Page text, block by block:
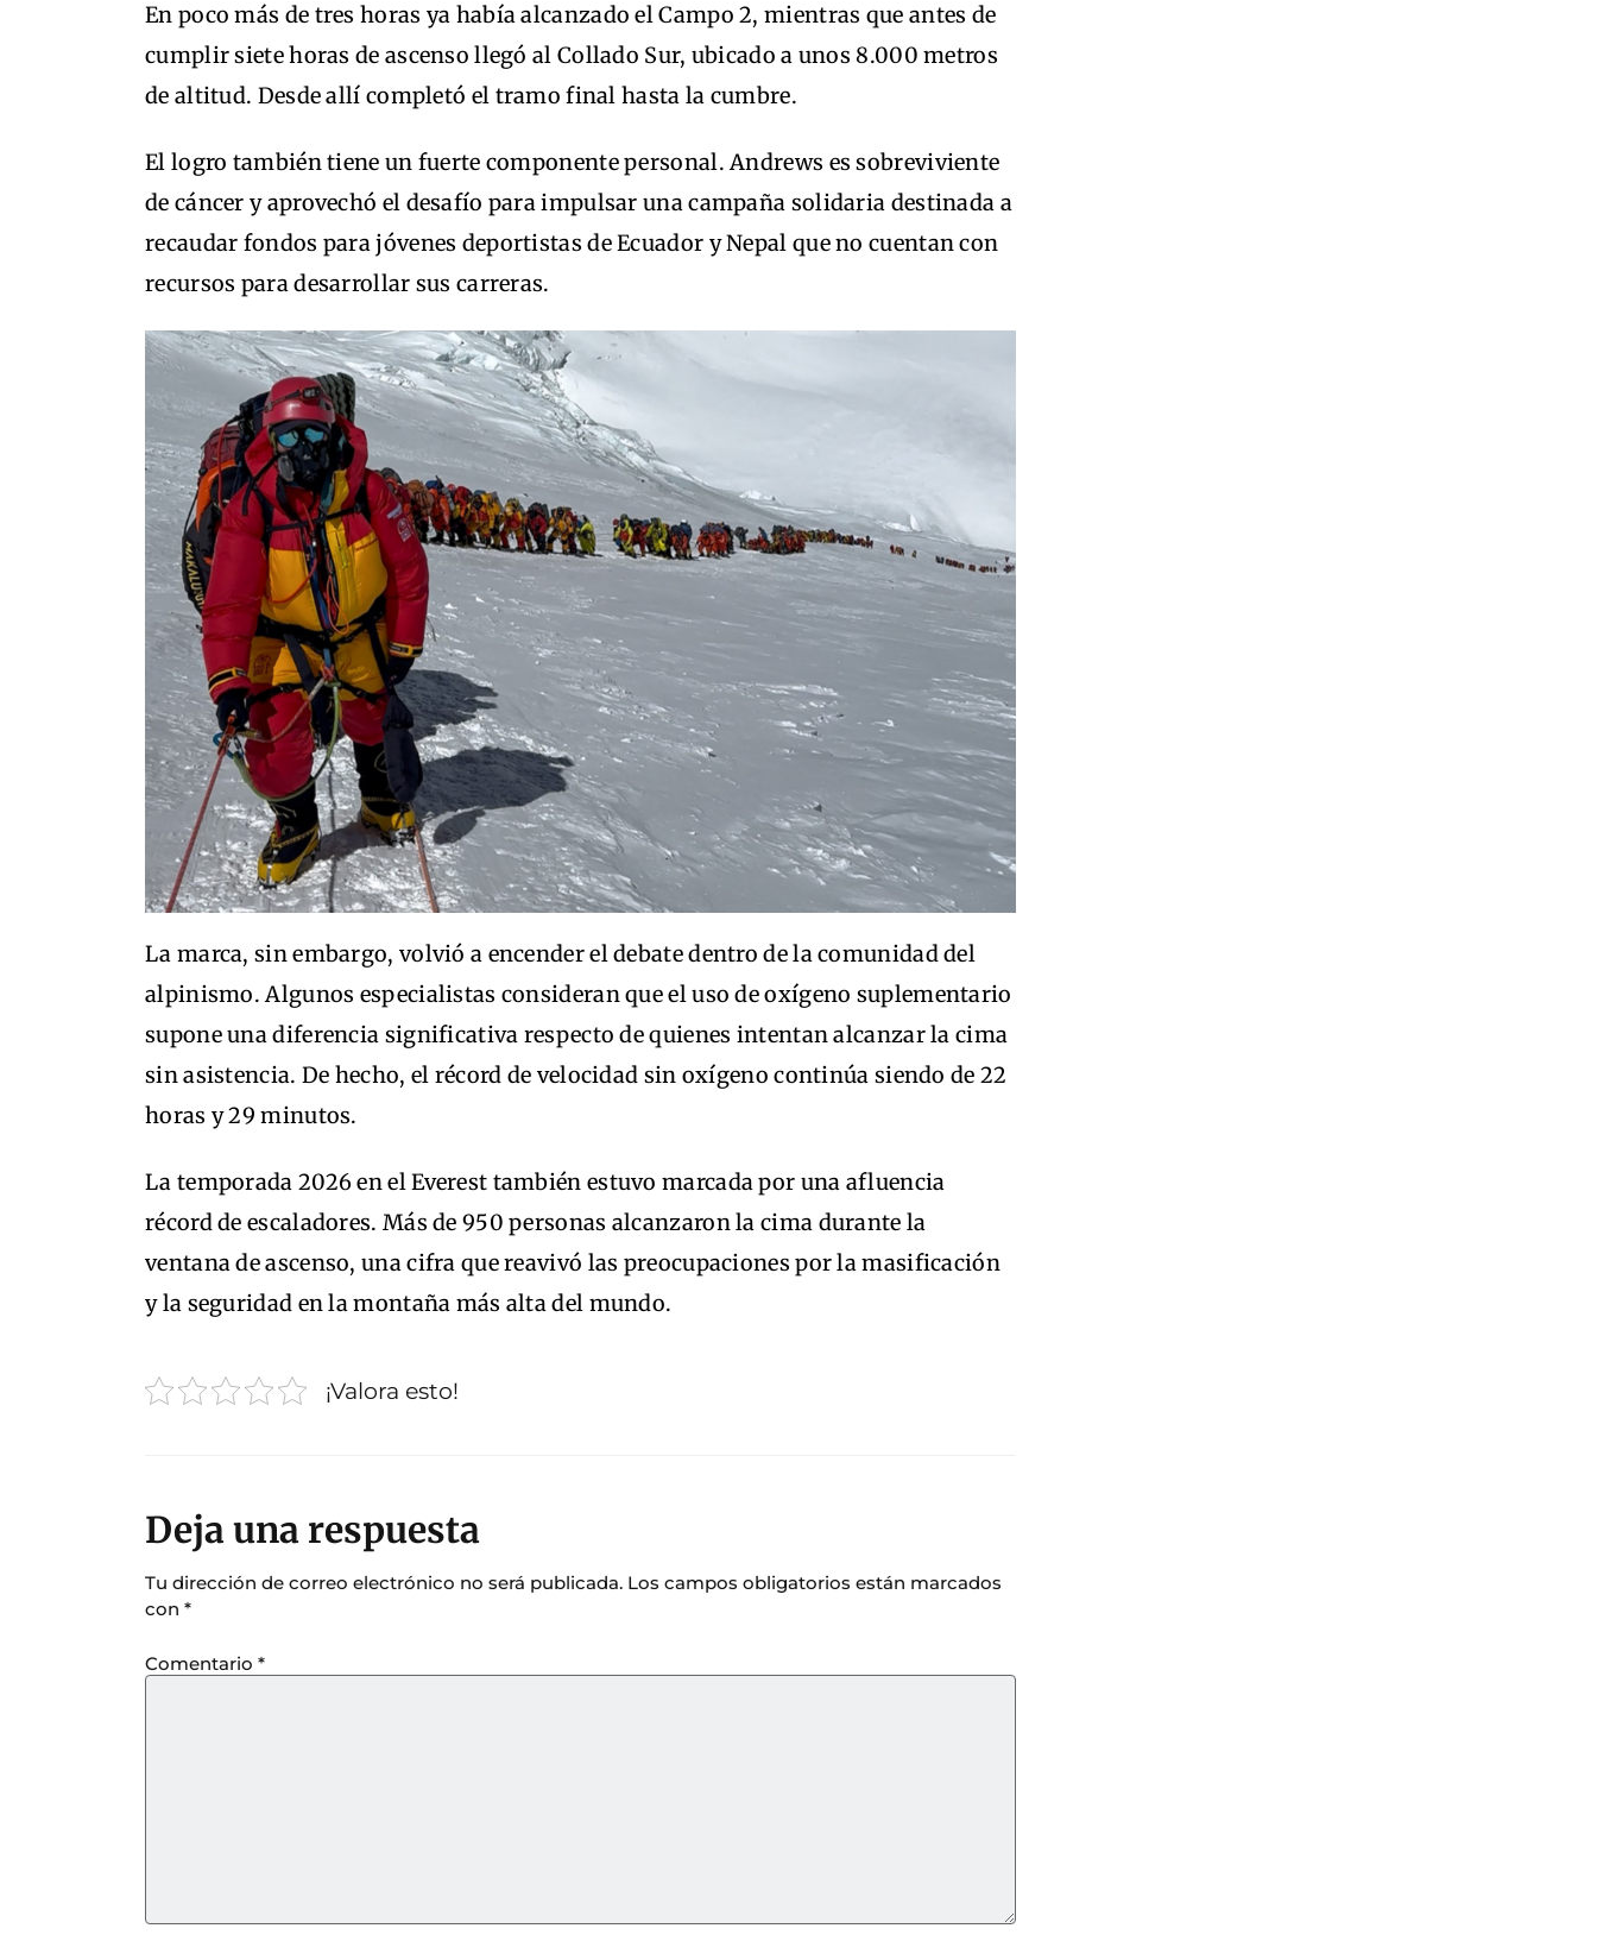
En poco más de tres horas ya había alcanzado el Campo 2, mientras que antes de
cumplir siete horas de ascenso llegó al Collado Sur, ubicado a unos 8.000 metros
de altitud. Desde allí completó el tramo final hasta la cumbre.
El logro también tiene un fuerte componente personal. Andrews es sobreviviente
de cáncer y aprovechó el desafío para impulsar una campaña solidaria destinada a
recaudar fondos para jóvenes deportistas de Ecuador y Nepal que no cuentan con
recursos para desarrollar sus carreras.
La marca, sin embargo, volvió a encender el debate dentro de la comunidad del
alpinismo. Algunos especialistas consideran que el uso de oxígeno suplementario
supone una diferencia significativa respecto de quienes intentan alcanzar la cima
sin asistencia. De hecho, el récord de velocidad sin oxígeno continúa siendo de 22
horas y 29 minutos.
La temporada 2026 en el Everest también estuvo marcada por una afluencia
récord de escaladores. Más de 950 personas alcanzaron la cima durante la
ventana de ascenso, una cifra que reavivó las preocupaciones por la masificación
y la seguridad en la montaña más alta del mundo.
¡Valora esto!
Deja una respuesta
Tu dirección de correo electrónico no será publicada. Los campos obligatorios están marcados
con *
Comentario *